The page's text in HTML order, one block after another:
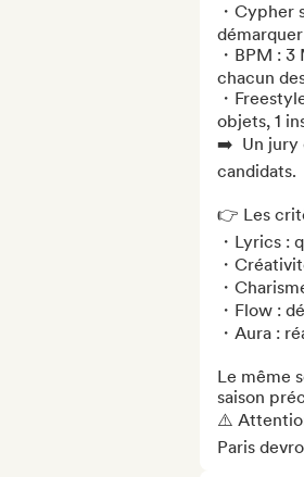
・Cypher
・BPM :
chacun
・
objets, 1
➡️  Un jury
candidats.
👉 Les
・Lyrics :
・
・
・Flow :
・Aura :
Le même
saison
⚠️
Paris